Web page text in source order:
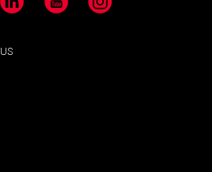
LinkedIn YouTube Instagram